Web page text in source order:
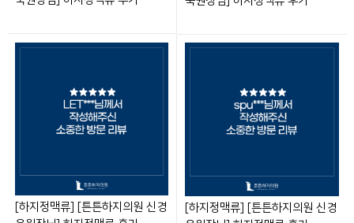
[하지정맥류] [튼튼하지의원 신경
[하지정맥류] [튼튼하지의원 신경